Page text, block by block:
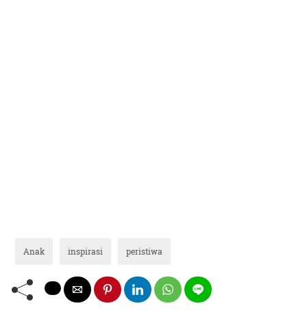
Anak inspirasi peristiwa